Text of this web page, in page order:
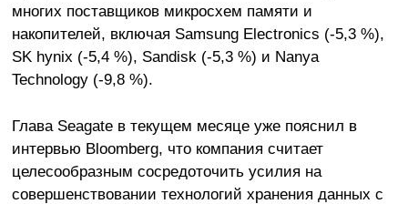
многих поставщиков микросхем памяти и
накопителей, включая Samsung Electronics (-5,3 %),
SK hynix (-5,4 %), Sandisk (-5,3 %) и Nanya
Technology (-9,8 %).
Глава Seagate в текущем месяце уже пояснил в
интервью Bloomberg, что компания считает
целесообразным сосредоточить усилия на
совершенствовании технологий хранения данных с